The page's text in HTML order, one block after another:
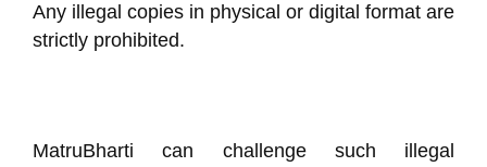
Any illegal copies in physical or digital format are
strictly prohibited.
MatruBharti can challenge such illegal